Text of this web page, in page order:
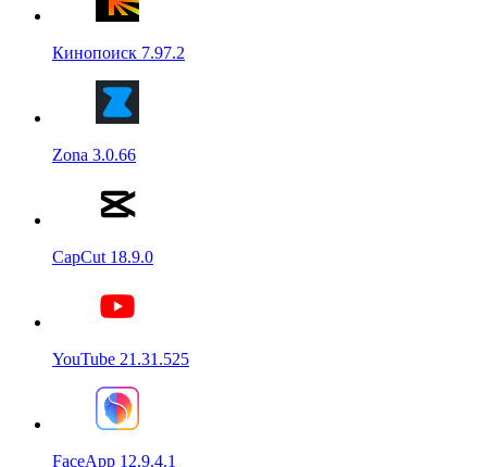
Кинопоиск 7.97.2
Zona 3.0.66
CapCut 18.9.0
YouTube 21.31.525
FaceApp 12.9.4.1